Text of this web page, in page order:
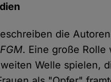
die
FGM. Eine große
Welle spielen,